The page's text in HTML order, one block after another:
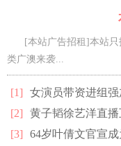
[本站广告招租]本站
类广澳来袭...
[1]
女演员带资进组
[2]
黄子韬徐艺洋直
[3]
64岁叶倩文官宣